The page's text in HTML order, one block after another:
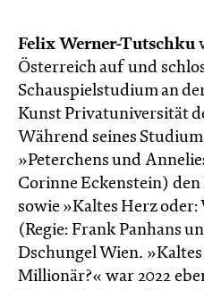
Felix Werner-Tutschku
Österreich auf und
Schauspielstudium an
Kunst Privatuniversität
Während seines
»Peterchens und
Corinne Eckenstein)
sowie »Kaltes Herz
(Regie: Frank Panhans
Dschungel Wien.
Millionär?« war 2022